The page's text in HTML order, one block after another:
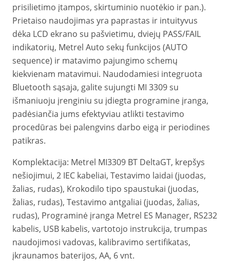
prisilietimo įtampos, skirtuminio nuotėkio ir pan.).
Prietaiso naudojimas yra paprastas ir intuityvus
dėka LCD ekrano su pašvietimu, dviejų PASS/FAIL
indikatorių, Metrel Auto sekų funkcijos (AUTO
sequence) ir matavimo pajungimo schemų
kiekvienam matavimui. Naudodamiesi integruota
Bluetooth sąsaja, galite sujungti MI 3309 su
išmaniuoju įrenginiu su įdiegta programine įranga,
padėsiančia jums efektyviau atlikti testavimo
procedūras bei palengvins darbo eigą ir periodines
patikras.
Komplektacija: Metrel MI3309 BT DeltaGT, krepšys
nešiojimui, 2 IEC kabeliai, Testavimo laidai (juodas,
žalias, rudas), Krokodilo tipo spaustukai (juodas,
žalias, rudas), Testavimo antgaliai (juodas, žalias,
rudas), Programinė įranga Metrel ES Manager, RS232
kabelis, USB kabelis, vartotojo instrukcija, trumpas
naudojimosi vadovas, kalibravimo sertifikatas,
įkraunamos baterijos, AA, 6 vnt.